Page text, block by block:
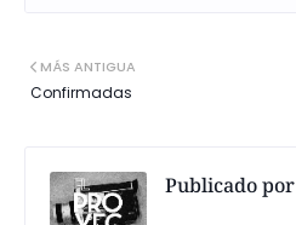
MÁS ANTIGUA
Confirmadas
Publicado por